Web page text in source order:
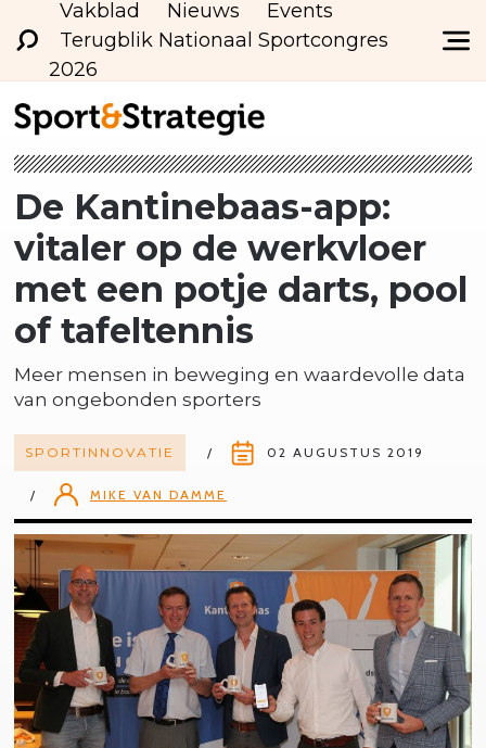
Vakblad Nieuws
Events
Terugblik Nationaal Sportcongres
2026
De Kantinebaas-app:
vitaler op de werkvloer
met een potje darts, pool
of tafeltennis
Meer mensen in beweging en waardevolle data
van ongebonden sporters
SPORTINNOVATIE 02 AUGUSTUS 2019
MIKE VAN DAMME